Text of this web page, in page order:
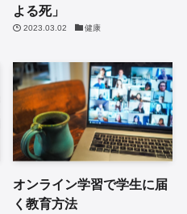
よる死」
2023.03.02 健康
オンライン学習で学生に届
く教育方法